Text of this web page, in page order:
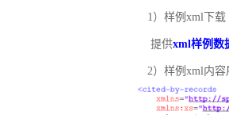
1）样例xml下载
提供xml样例数
2）样例xml内容